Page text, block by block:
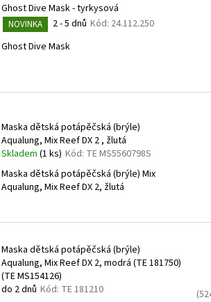
Ghost Dive Mask - tyrkysová
NOVINKA 2 - 5 dnů Kód: 24.112.250
Ghost Dive Mask
Maska dětská potápěčská (brýle)
Aqualung, Mix Reef DX 2 , žlutá
Skladem (1 ks) Kód: TE MS5560798S
Maska dětská potápěčská (brýle) Mix
Aqualung, Mix Reef DX 2, žlutá
Maska dětská potápěčská (brýle)
Aqualung, Mix Reef DX 2, modrá (TE 181750)
(TE MS154126)
do 2 dnů Kód: TE 181210